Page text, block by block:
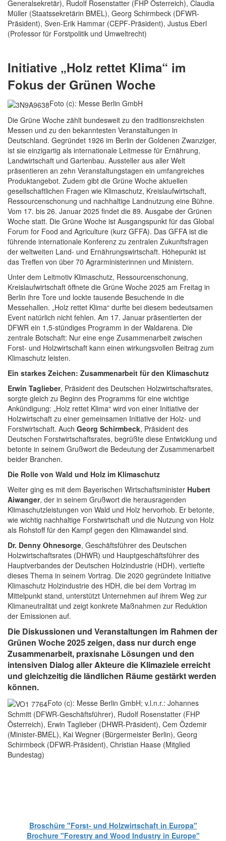
Generalsekretär), Rudolf Rosenstatter (FHP Österreich), Claudia
Müller (Staatssekretärin BMEL), Georg Schirmbeck (DFWR-
Präsident), Sven-Erik Hammar (CEPF-Präsident), Justus Eberl
(Professor für Forstpolitik und Umweltrecht)
Initiative „Holz rettet Klima“ im
Fokus der Grünen Woche
Foto (c): Messe Berlin GmbH
Die Grüne Woche zählt bundesweit zu den traditionsreichsten
Messen und zu den bekanntesten Veranstaltungen in
Deutschland. Gegründet 1926 im Berlin der Goldenen Zwanziger,
ist sie einzigartig als internationale Leitmesse für Ernährung,
Landwirtschaft und Gartenbau. Aussteller aus aller Welt
präsentieren an zehn Veranstaltungstagen ein umfangreiches
Produktangebot. Zudem gibt die Grüne Woche aktuellen
gesellschaftlichen Fragen wie Klimaschutz, Kreislaufwirtschaft,
Ressourcenschonung und nachhaltige Landnutzung eine Bühne.
Vom 17. bis 26. Januar 2025 findet die 89. Ausgabe der Grünen
Woche statt. Die Grüne Woche ist Ausgangspunkt für das Global
Forum for Food and Agriculture (kurz GFFA). Das GFFA ist die
führende internationale Konferenz zu zentralen Zukunftsfragen
der weltweiten Land- und Ernährungswirtschaft. Höhepunkt ist
das Treffen von über 70 Agrarministerinnen und Ministern.
Unter dem Leitmotiv Klimaschutz, Ressourcenschonung,
Kreislaufwirtschaft öffnete die Grüne Woche 2025 am Freitag in
Berlin ihre Tore und lockte tausende Besuchende in die
Messehallen. „Holz rettet Klima“ durfte bei diesem bedeutsamen
Event natürlich nicht fehlen. Am 17. Januar präsentierten der
DFWR ein 1,5-stündiges Programm in der Waldarena. Die
zentrale Botschaft: Nur eine enge Zusammenarbeit zwischen
Forst- und Holzwirtschaft kann einen wirkungsvollen Beitrag zum
Klimaschutz leisten.
Ein starkes Zeichen: Zusammenarbeit für den Klimaschutz
Erwin Taglieber, Präsident des Deutschen Holzwirtschaftsrates,
sorgte gleich zu Beginn des Programms für eine wichtige
Ankündigung: „Holz rettet Klima“ wird von einer Initiative der
Holzwirtschaft zu einer gemeinsamen Initiative der Holz- und
Forstwirtschaft. Auch Georg Schirmbeck, Präsident des
Deutschen Forstwirtschaftsrates, begrüßte diese Entwicklung und
betonte in seinem Grußwort die Bedeutung der Zusammenarbeit
beider Branchen.
Die Rolle von Wald und Holz im Klimaschutz
Weiter ging es mit dem Bayerischen Wirtschaftsminister Hubert
Aiwanger, der in seinem Grußwort die herausragenden
Klimaschutzleistungen von Wald und Holz hervorhob. Er betonte,
wie wichtig nachhaltige Forstwirtschaft und die Nutzung von Holz
als Rohstoff für den Kampf gegen den Klimawandel sind.
Dr. Denny Ohnesorge, Geschäftsführer des Deutschen
Holzwirtschaftsrates (DHWR) und Hauptgeschäftsführer des
Hauptverbandes der Deutschen Holzindustrie (HDH), vertiefte
dieses Thema in seinem Vortrag. Die 2020 gegründete Initiative
Klimaschutz Holzindustrie des HDH, die bei dem Vortrag im
Mittelpunkt stand, unterstützt Unternehmen auf ihrem Weg zur
Klimaneutralität und zeigt konkrete Maßnahmen zur Reduktion
der Emissionen auf.
Die Diskussionen und Veranstaltungen im Rahmen der
Grünen Woche 2025 zeigen, dass nur durch enge
Zusammenarbeit, praxisnahe Lösungen und den
intensiven Dialog aller Akteure die Klimaziele erreicht
und gleichzeitig die ländlichen Räume gestärkt werden
können.
Foto (c): Messe Berlin GmbH; v.l.n.r.: Johannes
Schmitt (DFWR-Geschäftsführer), Rudolf Rosenstatter (FHP
Österreich), Erwin Taglieber (DHWR-Präsident), Cem Özdemir
(Minister-BMEL), Kai Wegner (Bürgermeister Berlin), Georg
Schirmbeck (DFWR-Präsident), Christian Haase (Mitglied
Bundestag)
Broschüre "Forst- und Holzwirtschaft in Europa"
Brochure "Forestry and Wood Industry in Europe"